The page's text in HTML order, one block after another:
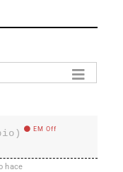
EM Off
hace